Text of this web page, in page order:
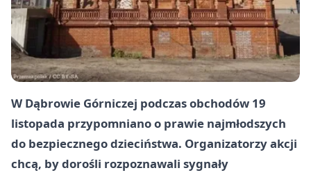
W Dąbrowie Górniczej podczas obchodów 19
listopada przypomniano o prawie najmłodszych
do bezpiecznego dzieciństwa. Organizatorzy akcji
chcą, by dorośli rozpoznawali sygnały